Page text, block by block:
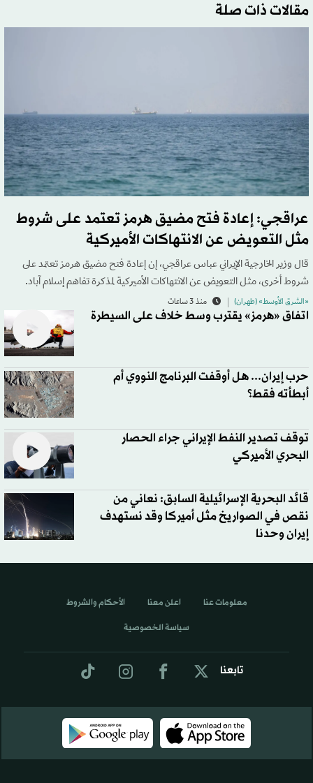
مقالات ذات صلة
عراقجي: إعادة فتح مضيق هرمز تعتمد على شروط
مثل التعويض عن الانتهاكات الأميركية
قال وزير الخارجية الإيراني عباس عراقجي، إن إعادة فتح مضيق هرمز تعتمد على
شروط أخرى، مثل التعويض عن الانتهاكات الأميركية لمذكرة تفاهم إسلام آباد.
«الشرق الأوسط» (طهران) منذ 3 ساعات
اتفاق «هرمز» يقترب وسط خلاف على السيطرة
حرب إيران... هل أوقفت البرنامج النووي أم
أبطأته فقط؟
توقف تصدير النفط الإيراني جراء الحصار
البحري الأميركي
قائد البحرية الإسرائيلية السابق: نعاني من
نقص في الصواريخ مثل أميركا وقد نستهدف
إيران وحدنا
تابعنا
معلومات عنا اعلن معنا الأحكام والشروط
سياسة الخصوصية